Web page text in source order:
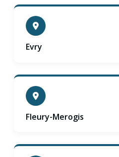
Evry
Fleury-Merogis